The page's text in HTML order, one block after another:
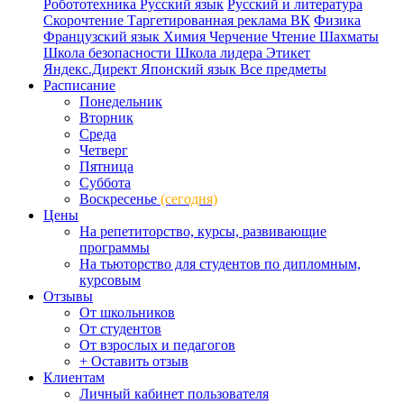
Робототехника Русский язык Русский и литература
Скорочтение Таргетированная реклама ВК Физика
Французский язык Химия Черчение Чтение Шахматы
Школа безопасности Школа лидера Этикет
Яндекс.Директ Японский язык Все предметы
Расписание
Понедельник
Вторник
Среда
Четверг
Пятница
Суббота
Воскресенье (сегодня)
Цены
На репетиторство, курсы, развивающие
программы
На тьюторство для студентов по дипломным,
курсовым
Отзывы
От школьников
От студентов
От взрослых и педагогов
+ Оставить отзыв
Клиентам
Личный кабинет пользователя